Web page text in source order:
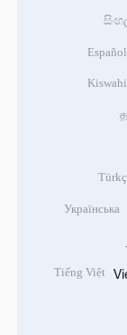
Español
Українська
Tiếng Việt